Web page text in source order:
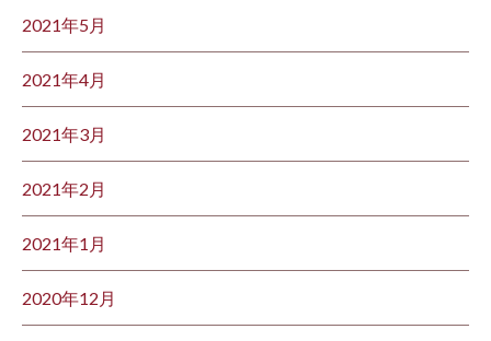
2021年5月
2021年4月
2021年3月
2021年2月
2021年1月
2020年12月